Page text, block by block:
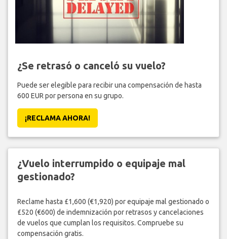
¿Se retrasó o canceló su vuelo?
Puede ser elegible para recibir una compensación de hasta
600 EUR por persona en su grupo.
¡RECLAMA AHORA!
¿Vuelo interrumpido o equipaje mal
gestionado?
Reclame hasta £1,600 (€1,920) por equipaje mal gestionado o
£520 (€600) de indemnización por retrasos y cancelaciones
de vuelos que cumplan los requisitos. Compruebe su
compensación gratis.